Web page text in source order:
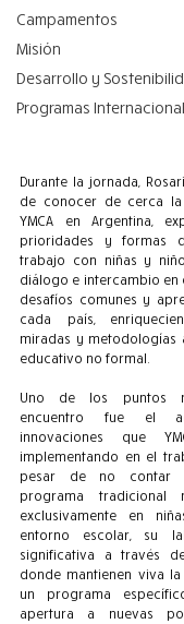
Campamentos
Misión
Desarrollo y
Programas
Durante la jornada,
de conocer de cerca
YMCA en Argentina,
prioridades y formas
trabajo con niñas y
diálogo e intercambio en
desafíos comunes y
cada país,
miradas y metodologías
educativo no formal.
Uno de los puntos
encuentro fue el
innovaciones que
implementando en el
pesar de no contar
programa tradicional
exclusivamente en
entorno escolar, su
significativa a través
donde mantienen viva
un programa
apertura a nuevas